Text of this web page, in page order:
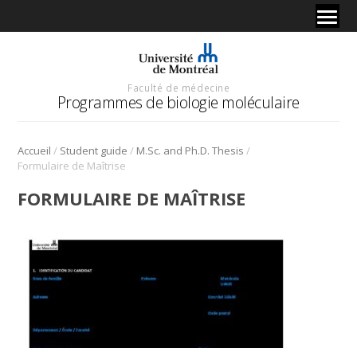
Faculté de médecine
Programmes de biologie moléculaire
Accueil / Student guide / M.Sc. and Ph.D. Thesis /
Formulaire de Maîtrise
FORMULAIRE DE MAÎTRISE